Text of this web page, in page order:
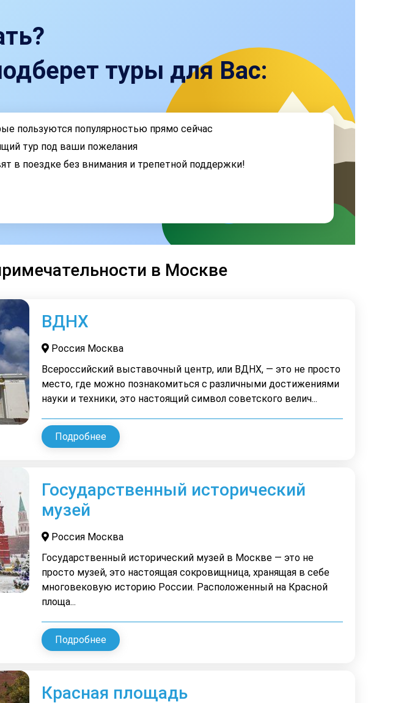
туры для Вас:
пользуются популярностью прямо сейчас
тур под ваши пожелания
в поездке без внимания и трепетной поддержки!
в Москве
ВДНХ
Россия Москва
Всероссийский выставочный центр, или ВДНХ, — это не просто
место, где можно познакомиться с различными достижениями
науки и техники, это настоящий символ советского велич...
Подробнее
Государственный исторический
музей
Россия Москва
Государственный исторический музей в Москве — это не
просто музей, это настоящая сокровищница, хранящая в себе
многовековую историю России. Расположенный на Красной
площа...
Подробнее
Красная площадь